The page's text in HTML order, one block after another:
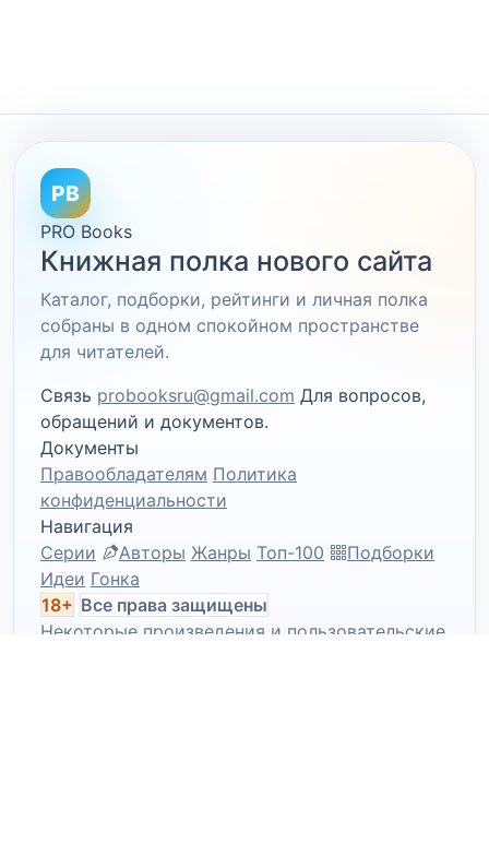
PB
PRO Books
Книжная полка нового сайта
Каталог, подборки, рейтинги и личная полка
собраны в одном спокойном пространстве
для читателей.
Связь probooksru@gmail.com Для вопросов,
обращений и документов.
Документы
Правообладателям Политика
конфиденциальности
Навигация
Серии
Авторы Жанры Топ-100
Подборки
Идеи Гонка
18+ Все права защищены
Некоторые произведения и пользовательские